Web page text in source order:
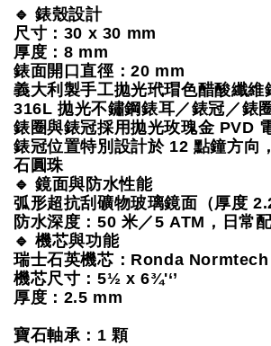
🔹 錶殼設計
尺寸：30 x 30 mm
厚度：8 mm
錶面開口直徑：20 mm
義大利製手工拋光玳瑁色醋酸纖維
316L 拋光不鏽鋼錶耳／錶冠／錶
錶圈與錶冠採用拋光玫瑰金 PVD
錶冠位置特別設計於 12 點鐘方向
石圓珠
🔹 鏡面與防水性能
弧形超抗刮礦物玻璃鏡面（厚度
防水深度：50 米／5 ATM，日常
🔹 機芯與功能
瑞士石英機芯：Ronda
機芯尺寸：5½ x 6¾'‘’
厚度：2.5 mm
寶石軸承：1 顆